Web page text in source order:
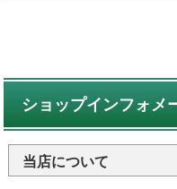
ショップインフォメ
当店について